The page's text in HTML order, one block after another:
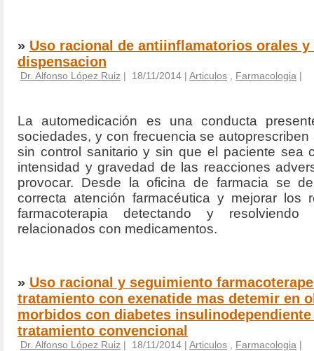
» Uso racional de antiinflamatorios orales y
dispensacion
Dr. Alfonso López Ruiz | 18/11/2014 | Articulos Farmacologia |
La automedicación es una conducta
sociedades, y con frecuencia se autoprescriben
sin control sanitario y sin que el paciente sea
intensidad y gravedad de las reacciones
provocar. Desde la oficina de farmacia se
correcta atención farmacéutica y mejorar los
farmacoterapia detectando y resolviendo
relacionados con medicamentos.
» Uso racional y seguimiento
tratamiento con exenatide mas detemir en
morbidos con diabetes
tratamiento convencional
Dr. Alfonso López Ruiz | 18/11/2014 | Articulos Farmacologia |